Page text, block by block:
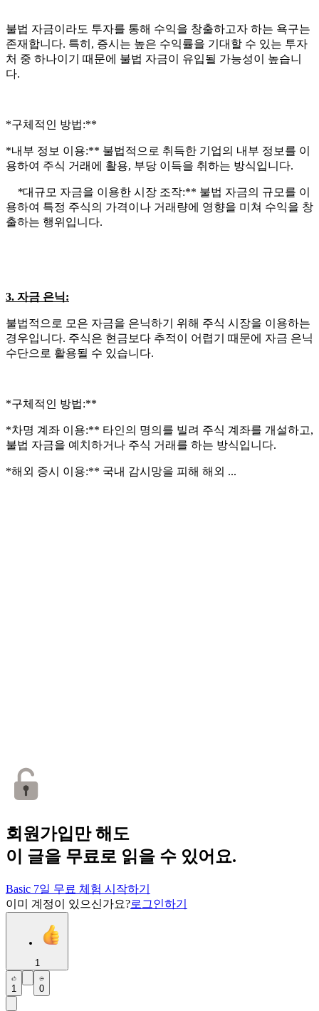
불법 자금이라도 투자를 통해 수익을 창출하고자 하는 욕구는
존재합니다. 특히, 증시는 높은 수익률을 기대할 수 있는 투자
처 중 하나이기 때문에 불법 자금이 유입될 가능성이 높습니
다.
*구체적인 방법:**
*내부 정보 이용:** 불법적으로 취득한 기업의 내부 정보를 이
용하여 주식 거래에 활용, 부당 이득을 취하는 방식입니다.
*대규모 자금을 이용한 시장 조작:** 불법 자금의 규모를 이
용하여 특정 주식의 가격이나 거래량에 영향을 미쳐 수익을 창
출하는 행위입니다.
3. 자금 은닉:
불법적으로 모은 자금을 은닉하기 위해 주식 시장을 이용하는
경우입니다. 주식은 현금보다 추적이 어렵기 때문에 자금 은닉
수단으로 활용될 수 있습니다.
*구체적인 방법:**
*차명 계좌 이용:** 타인의 명의를 빌려 주식 계좌를 개설하고,
불법 자금을 예치하거나 주식 거래를 하는 방식입니다.
*해외 증시 이용:** 국내 감시망을 피해 해외 ...
회원가입만 해도
이 글을 무료로 읽을 수 있어요.
Basic 7일 무료 체험 시작하기
이미 계정이 있으신가요?로그인하기
1
1 0